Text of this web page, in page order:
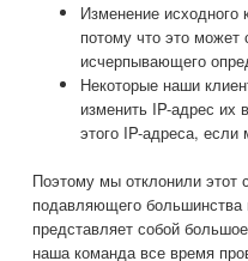
Изменение
потому что это может
исчерпывающего
Некоторые наши
изменить IP-адрес их
этого IP-адреса,
Поэтому мы отклонили этот
подавляющего большинства
представляет собой
наша команда все время